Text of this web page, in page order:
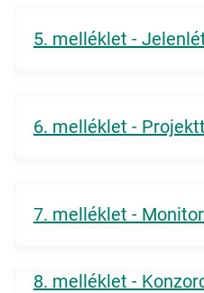
5. melléklet -
6. melléklet -
7. melléklet -
8. melléklet -